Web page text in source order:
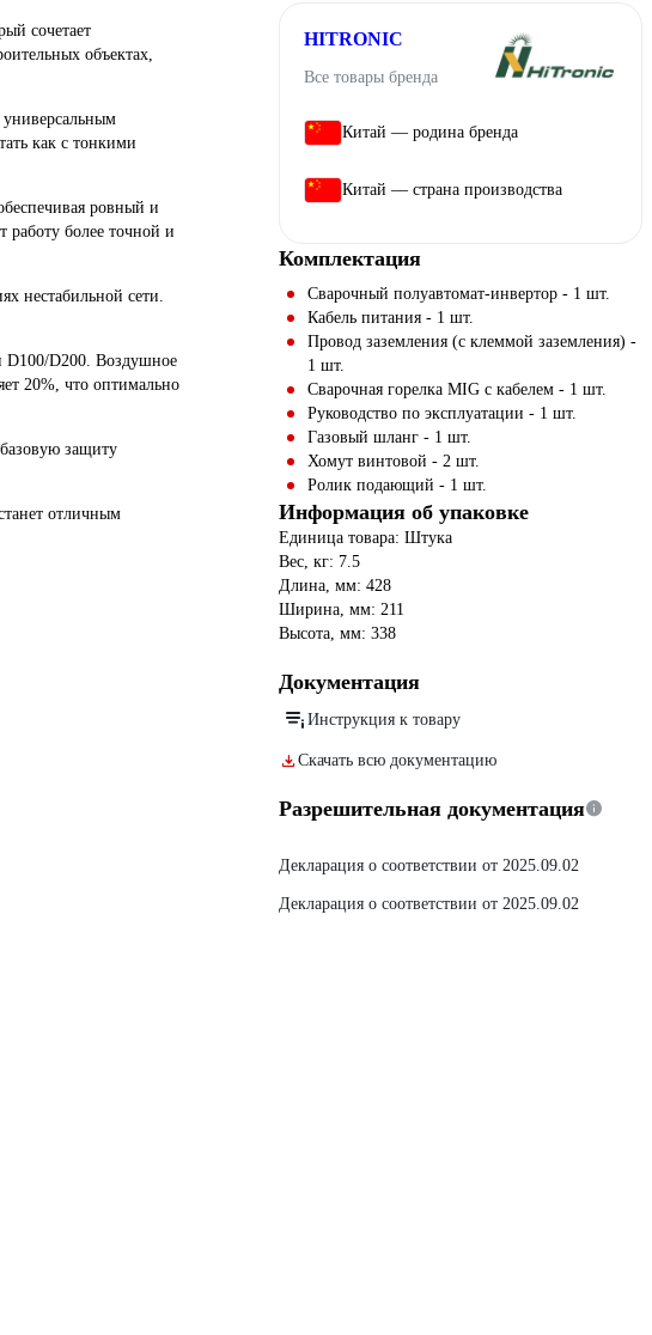
сочетает
объектах,
как с тонкими
ровный и
работу более точной и
нестабильной сети.
D100/D200. Воздушное
20%, что оптимально
защиту
отличным
HITRONIC
Все товары бренда
Китай — родина бренда
Китай — страна производства
Комплектация
Сварочный полуавтомат-инвертор - 1 шт.
Кабель питания - 1 шт.
Провод заземления (с клеммой заземления) -
1 шт.
Сварочная горелка MIG с кабелем - 1 шт.
Руководство по эксплуатации - 1 шт.
Газовый шланг - 1 шт.
Хомут винтовой - 2 шт.
Ролик подающий - 1 шт.
Информация об упаковке
Единица товара: Штука
Вес, кг: 7.5
Длина, мм: 428
Ширина, мм: 211
Высота, мм: 338
Документация
Инструкция к товару
Скачать всю документацию
Разрешительная документация
Декларация о соответствии от 2025.09.02
Декларация о соответствии от 2025.09.02